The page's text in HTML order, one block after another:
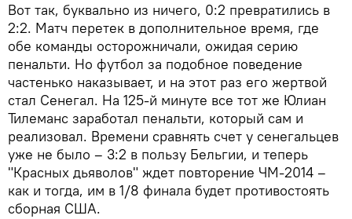
Вот так, буквально из ничего, 0:2 превратились в
2:2. Матч перетек в дополнительное время, где
обе команды осторожничали, ожидая серию
пенальти. Но футбол за подобное поведение
частенько наказывает, и на этот раз его жертвой
стал Сенегал. На 125-й минуте все тот же Юлиан
Тилеманс заработал пенальти, который сам и
реализовал. Времени сравнять счет у сенегальцев
уже не было – 3:2 в пользу Бельгии, и теперь
"Красных дьяволов" ждет повторение ЧМ-2014 –
как и тогда, им в 1/8 финала будет противостоять
сборная США.